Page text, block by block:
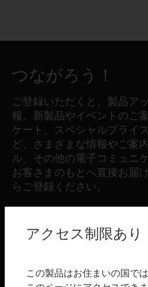
つながろう！
ご登録いただくと、製品ア
報、新製品やイベントのご
ケート、スペシャルプライ
ど、さまざまな情報やご案
ル、その他の電子コミュニ
お客さまのもとへ直接お届
らご登録ください。
toggle view
アクセス制限あり
この製品はお住まいの国で